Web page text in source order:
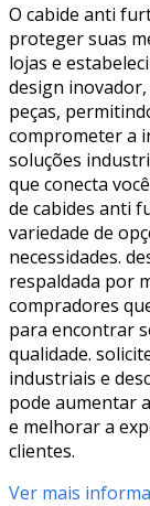
O cabide anti
proteger suas
lojas e
design
peças,
comprometer a
soluções
que conecta
de cabides anti
variedade de
necessidades.
respaldada por
compradores
para encontrar
qualidade.
industriais e
pode aumentar
e melhorar a
clientes.
Ver mais